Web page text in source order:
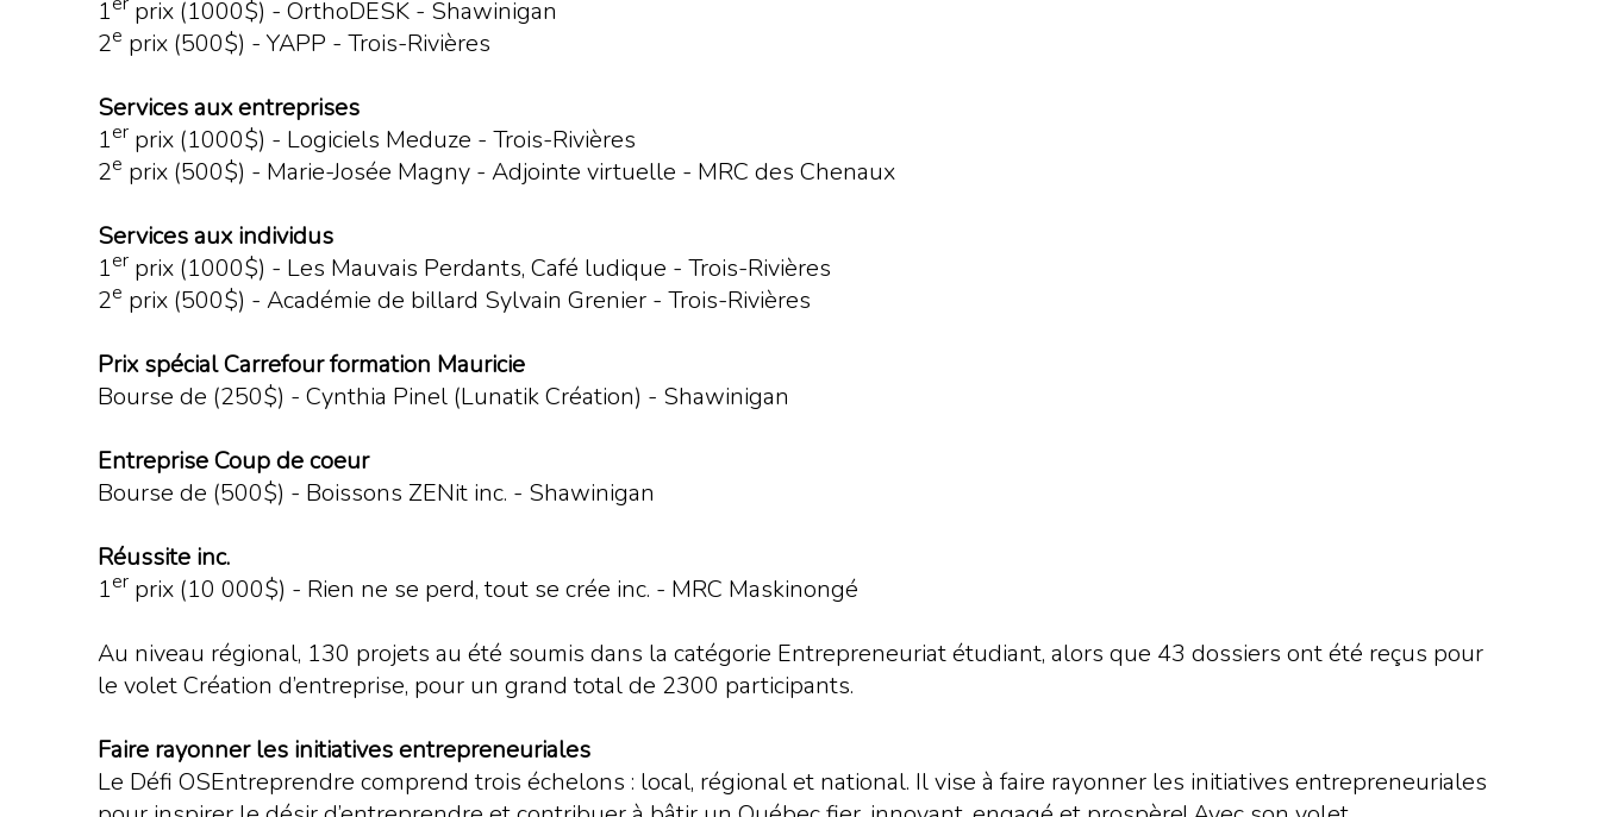
1
prix (1000$) - OrthoDESK - Shawinigan
2e prix (500$) - YAPP - Trois-Rivières
Services aux entreprises
1er prix (1000$) - Logiciels Meduze - Trois-Rivières
2e prix (500$) - Marie-Josée Magny - Adjointe virtuelle - MRC des Chenaux
Services aux individus
1er prix (1000$) - Les Mauvais Perdants, Café ludique - Trois-Rivières
2e prix (500$) - Académie de billard Sylvain Grenier - Trois-Rivières
Prix spécial Carrefour formation Mauricie
Bourse de (250$) - Cynthia Pinel (Lunatik Création) - Shawinigan
Entreprise Coup de coeur
Bourse de (500$) - Boissons ZENit inc. - Shawinigan
Réussite inc.
1er prix (10 000$) - Rien ne se perd, tout se crée inc. - MRC Maskinongé
Au niveau régional, 130 projets au été soumis dans la catégorie Entrepreneuriat étudiant, alors que 43 dossiers ont été reçus pour
le volet Création d’entreprise, pour un grand total de 2300 participants.
Faire rayonner les initiatives entrepreneuriales
Le Défi OSEntreprendre comprend trois échelons : local, régional et national. Il vise à faire rayonner les initiatives entrepreneuriales